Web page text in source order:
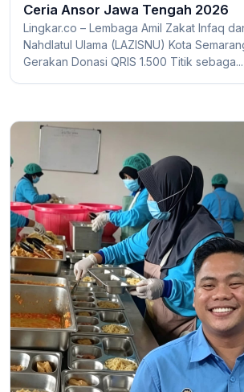
Ceria Ansor Jawa Tengah 2026
Lingkar.co – Lembaga Amil Zakat Infaq
Nahdlatul Ulama (LAZISNU) Kota
Gerakan Donasi QRIS 1.500 Titik sebaga...